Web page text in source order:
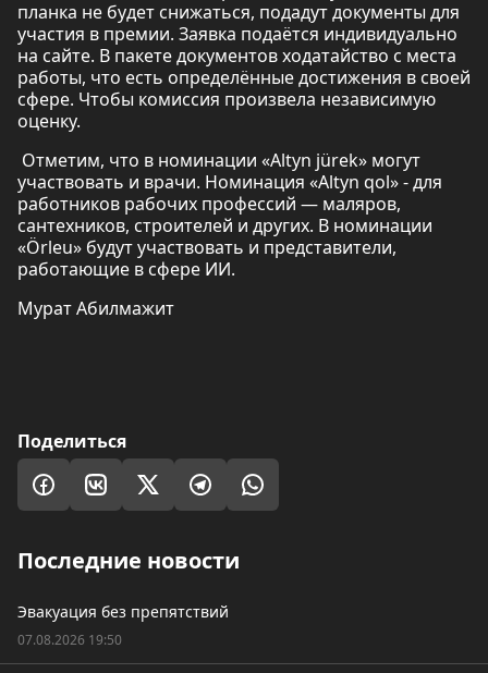
планка не будет снижаться, подадут документы для
участия в премии. Заявка подаётся индивидуально
на сайте. В пакете документов ходатайство с места
работы, что есть определённые достижения в своей
сфере. Чтобы комиссия произвела независимую
оценку.
Отметим, что в номинации «Altyn jürek» могут
участвовать и врачи. Номинация «Altyn qol» - для
работников рабочих профессий — маляров,
сантехников, строителей и других. В номинации
«Örleu» будут участвовать и представители,
работающие в сфере ИИ.
Мурат Абилмажит
Поделиться
Последние новости
Эвакуация без препятствий
07.08.2026 19:50